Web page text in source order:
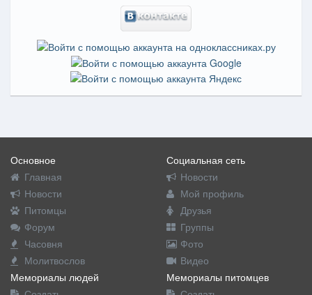
Основное
Главная
Новости
Питомцы
Форум
Часовня
Молитвослов
Социальная сеть
Новости
Мой профиль
Друзья
Группы
Фото
Видео
Мемориалы людей
Мемориалы питомцев